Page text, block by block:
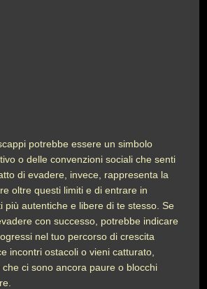
potrebbe essere un simbolo
o delle convenzioni sociali che senti
di evadere, invece, rappresenta la
oltre questi limiti e di entrare in
più autentiche e libere di te stesso. Se
con successo, potrebbe indicare
nel tuo percorso di crescita
incontri ostacoli o vieni catturato,
ci sono ancora paure o blocchi